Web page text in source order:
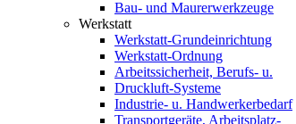
Bau- und Maurerwerkzeuge
Werkstatt
Werkstatt-Grundeinrichtung
Werkstatt-Ordnung
Arbeitssicherheit, Berufs- u.
Druckluft-Systeme
Industrie- u. Handwerkerbedarf
Transportgeräte, Arbeitsplatz-